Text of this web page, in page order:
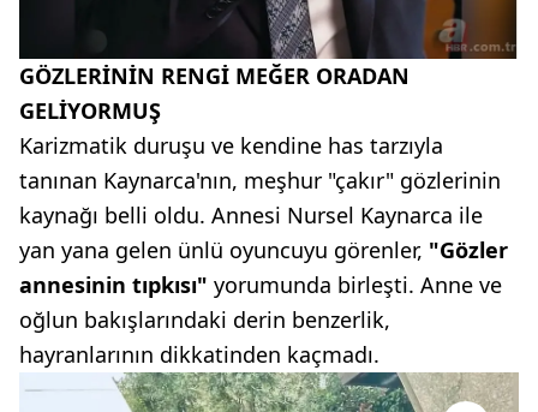
GÖZLERİNİN RENGİ MEĞER ORADAN
GELİYORMUŞ
Karizmatik duruşu ve kendine has tarzıyla
tanınan Kaynarca'nın, meşhur "çakır" gözlerinin
kaynağı belli oldu. Annesi Nursel Kaynarca ile
yan yana gelen ünlü oyuncuyu görenler, "Gözler
annesinin tıpkısı" yorumunda birleşti. Anne ve
oğlun bakışlarındaki derin benzerlik,
hayranlarının dikkatinden kaçmadı.